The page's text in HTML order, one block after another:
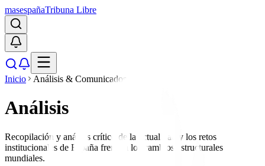
masespañaTribuna Libre
Inicio Análisis & Comunicados
Análisis
Recopilación y análisis crítico de la actualidad y los retos
institucionales de España frente a los cambios estructurales
mundiales.